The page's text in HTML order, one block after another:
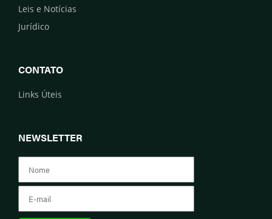
Leis e Notícias
Jurídico
CONTATO
Links Úteis
NEWSLETTER